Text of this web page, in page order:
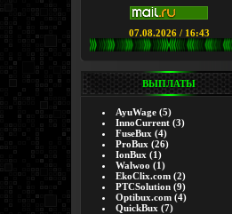
07.08.2026 / 16:43
ВЫПЛАТЫ
AyuWage (5)
InnoCurrent (3)
FuseBux (4)
ProBux (26)
IonBux (1)
Walwoo (1)
EkoClix.com (2)
PTCSolution (9)
Optibux.com (4)
QuickBux (7)